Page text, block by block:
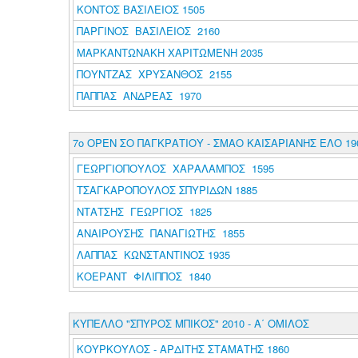
ΚΟΝΤΟΣ ΒΑΣΙΛΕΙΟΣ 1505
ΠΑΡΓΙΝΟΣ ΒΑΣΙΛΕΙΟΣ 2160
ΜΑΡΚΑΝΤΩΝΑΚΗ ΧΑΡΙΤΩΜΕΝΗ 2035
ΠΟΥΝΤΖΑΣ ΧΡΥΣΑΝΘΟΣ 2155
ΠΑΠΠΑΣ ΑΝΔΡΕΑΣ 1970
7ο ΟΡΕΝ ΣΟ ΠΑΓΚΡΑΤΙΟΥ - ΣΜΑΟ ΚΑΙΣΑΡΙΑΝΗΣ ΕΛΟ
ΓΕΩΡΓΙΟΠΟΥΛΟΣ ΧΑΡΑΛΑΜΠΟΣ 1595
ΤΣΑΓΚΑΡΟΠΟΥΛΟΣ ΣΠΥΡΙΔΩΝ 1885
ΝΤΑΤΣΗΣ ΓΕΩΡΓΙΟΣ 1825
ΑΝΑΙΡΟΥΣΗΣ ΠΑΝΑΓΙΩΤΗΣ 1855
ΛΑΠΠΑΣ ΚΩΝΣΤΑΝΤΙΝΟΣ 1935
ΚΟΕΡΑΝΤ ΦΙΛΙΠΠΟΣ 1840
ΚΥΠΕΛΛΟ "ΣΠΥΡΟΣ ΜΠΙΚΟΣ" 2010 - Α΄ ΟΜΙΛΟΣ
ΚΟΥΡΚΟΥΛΟΣ - ΑΡΔΙΤΗΣ ΣΤΑΜΑΤΗΣ 1860